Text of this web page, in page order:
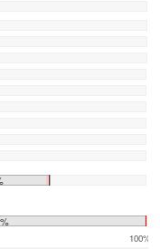
100%